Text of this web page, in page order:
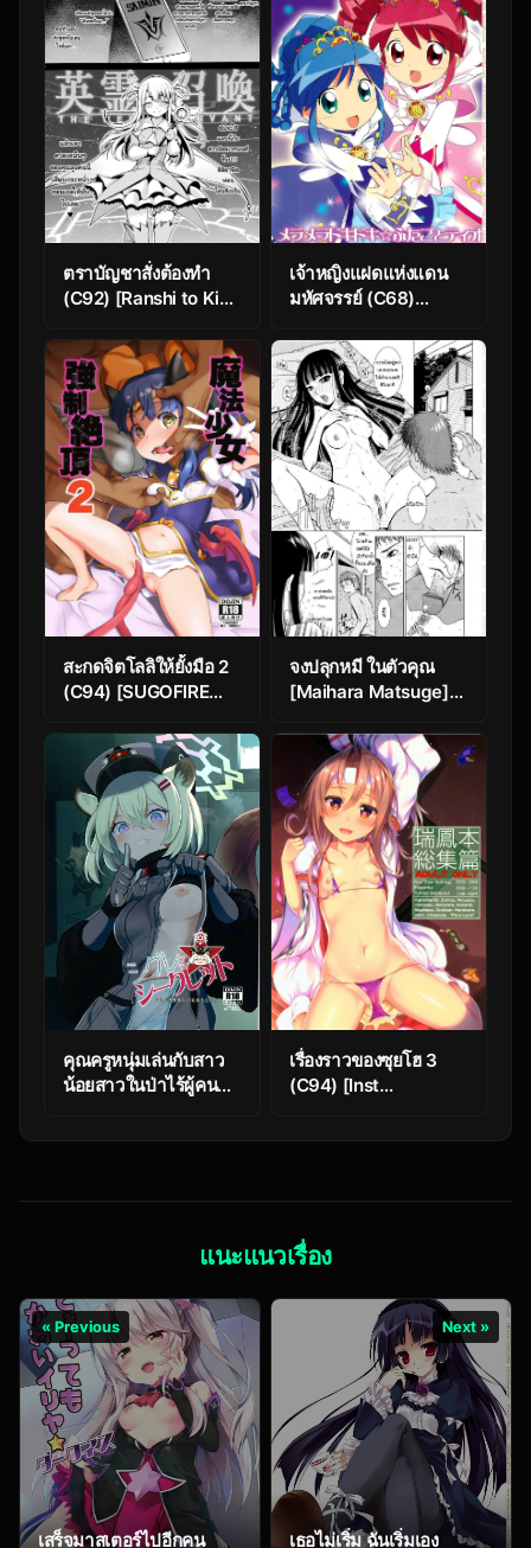
ตราบัญชาสั่งต้องทำ
(C92) [Ranshi to Kimi
Shoujo Saimin
PakopaCause
(Fate/Grand Order,
Fate/kaleid liner
Prisma Illya)
เจ้าหญิงแฝดแห่งแดน
มหัศจรรย์ (C68)
Meramera Dokidoki
☆ Futago to Tio
(Fushigiboshi no
Futagohime)
สะกดจิตโลลิให้ยั้งมือ 2
(C94) [SUGOFIRE
Shoujo Kyousei
Zecchou 2
(Shinrabansho)
จงปลุกหมี ในตัวคุณ
[Maihara Matsuge]
(Sensei Ijiri)
คุณครูหนุ่มเล่นกับสาว
น้อยสาวในป่าไร้ผู้คน
Dakedo (Blue
เรื่องราวของซุยโฮ 3
(C94) [Inst
แนะแนวเรื่อง
« Previous
เสร็จมาสเตอร์ไปอีกคน
Next »
เธอไม่เริ่ม ฉันเริ่มเอง